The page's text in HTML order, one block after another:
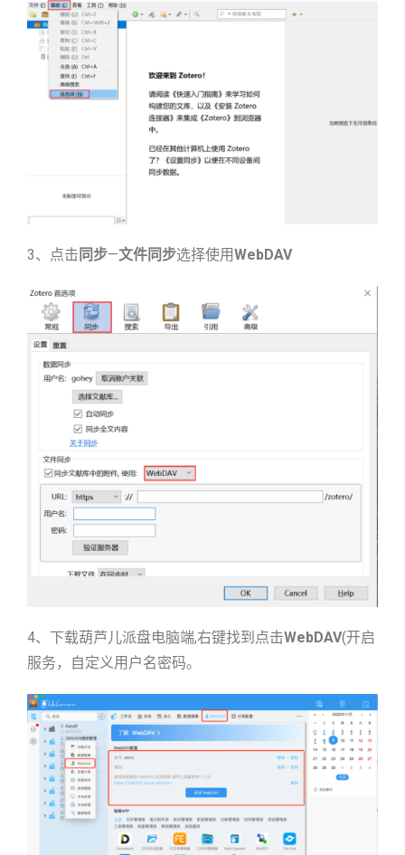
3、点击 同步—文件同步选择使用WebDAV
4、下载葫芦儿派盘电脑端,右键找到点击WebDAV(开启
服务，自定义用户名密码。